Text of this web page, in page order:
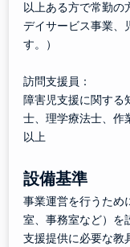
以上ある方で常勤の
デイサービス事業、
す。）
訪問支援員：
障害児支援に関する
士、理学療法士、作
以上
設備基準
事業運営を行うため
室、事務室など）を
支援提供に必要な教